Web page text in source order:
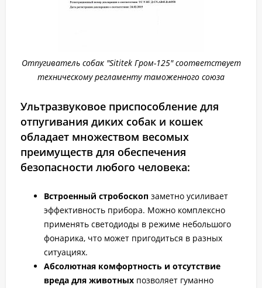
Отпугиватель собак "Sititek Гром-125" соответствует
техническому регламенту таможенного союза
Ультразвуковое приспособление для
отпугивания диких собак и кошек
обладает множеством весомых
преимуществ для обеспечения
безопасности любого человека:
Встроенный стробоскоп заметно усиливает
эффективность прибора. Можно комплексно
применять светодиоды в режиме небольшого
фонарика, что может пригодиться в разных
ситуациях.
Абсолютная комфортность и отсутствие
вреда для животных позволяет гуманно